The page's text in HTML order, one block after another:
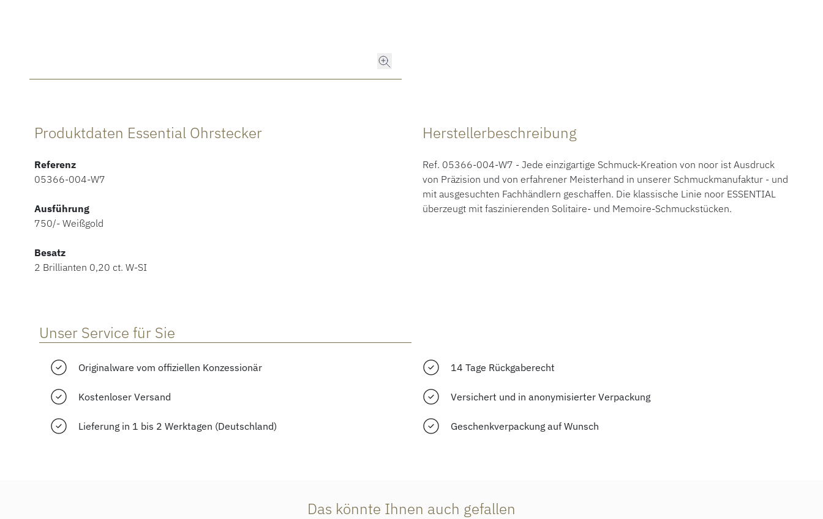
Produktdaten Essential Ohrstecker
Referenz
05366-004-W7
Ausführung
750/- Weißgold
Besatz
2 Brillianten 0,20 ct. W-SI
Herstellerbeschreibung
Ref. 05366-004-W7 - Jede einzigartige Schmuck-Kreation von noor ist Ausdruck
von Präzision und von erfahrener Meisterhand in unserer Schmuckmanufaktur - und
mit ausgesuchten Fachhändlern geschaffen. Die klassische Linie noor ESSENTIAL
überzeugt mit faszinierenden Solitaire- und Memoire-Schmuckstücken.
Unser Service für Sie
Originalware vom offiziellen Konzessionär 14 Tage Rückgaberecht
Kostenloser Versand Versichert und in anonymisierter Verpackung
Lieferung in 1 bis 2 Werktagen (Deutschland) Geschenkverpackung auf Wunsch
Das könnte Ihnen auch gefallen